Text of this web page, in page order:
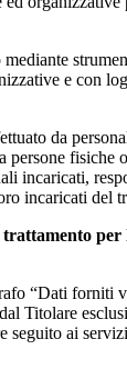
e con
da
persone fisiche
incaricati,
incaricati del
per
“Dati forniti
Titolare
seguito ai